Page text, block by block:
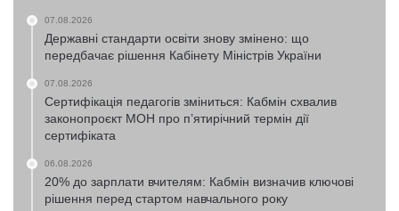
07.08.2026
Державні стандарти освіти знову змінено: що
передбачає рішення Кабінету Міністрів України
07.08.2026
Сертифікація педагогів зміниться: Кабмін схвалив
законопроєкт МОН про п’ятирічний термін дії
сертифіката
06.08.2026
20% до зарплати вчителям: Кабмін визначив ключові
рішення перед стартом навчального року